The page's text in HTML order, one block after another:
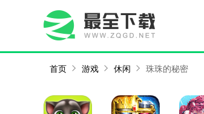
首页 游戏 休闲 珠珠的秘密